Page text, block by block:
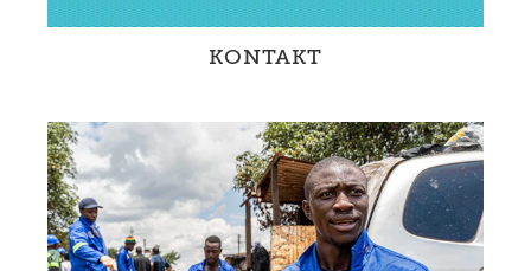
KONTAKT
Fragen oder Anmerkungen? Melde dich bei
uns.